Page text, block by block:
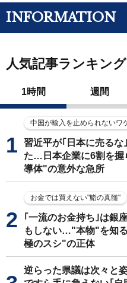
INFORMATION
人気記事ランキング
1時間 週間
中国が輸入を止められないワ
習近平が｢日本に売るな
た…日本企業に6割を握
導体"の意外な急所
お金では買えない"鮨の真髄"
｢一流のお金持ち｣は銀
もしない…"本物"を知
極のスシ"の正体
逆らった県議は次々と